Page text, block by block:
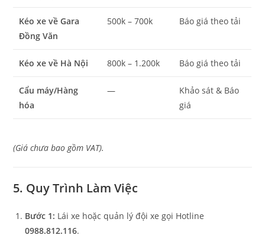
Kéo xe về Gara
Đồng Văn
500k – 700k Báo giá theo tải
Kéo xe về Hà Nội 800k – 1.200k Báo giá theo tải
Cẩu máy/Hàng
hóa
—
Khảo sát & Báo
giá
(Giá chưa bao gồm VAT).
5. Quy Trình Làm Việc
Bước 1: Lái xe hoặc quản lý đội xe gọi Hotline
0988.812.116.